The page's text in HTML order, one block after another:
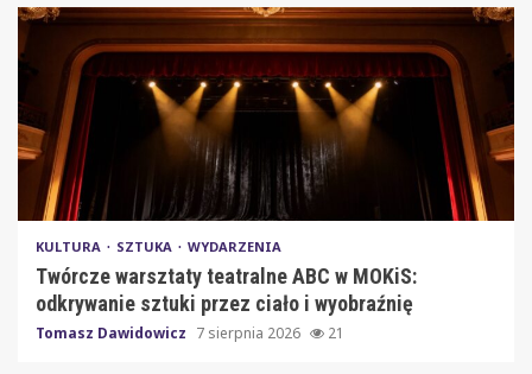
KULTURA SZTUKA WYDARZENIA
Twórcze warsztaty teatralne ABC w MOKiS:
odkrywanie sztuki przez ciało i wyobraźnię
Tomasz Dawidowicz 7 sierpnia 2026 21